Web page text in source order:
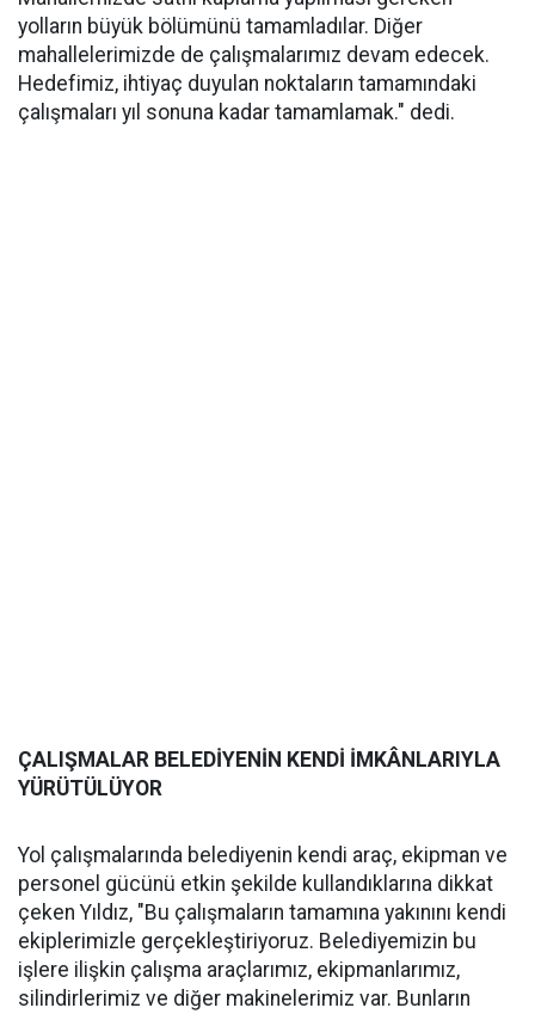
yolların büyük bölümünü tamamladılar. Diğer
mahallelerimizde de çalışmalarımız devam edecek.
Hedefimiz, ihtiyaç duyulan noktaların tamamındaki
çalışmaları yıl sonuna kadar tamamlamak." dedi.
ÇALIŞMALAR BELEDİYENİN KENDİ İMKÂNLARIYLA
YÜRÜTÜLÜYOR
Yol çalışmalarında belediyenin kendi araç, ekipman ve
personel gücünü etkin şekilde kullandıklarına dikkat
çeken Yıldız, "Bu çalışmaların tamamına yakınını kendi
ekiplerimizle gerçekleştiriyoruz. Belediyemizin bu
işlere ilişkin çalışma araçlarımız, ekipmanlarımız,
silindirlerimiz ve diğer makinelerimiz var. Bunların